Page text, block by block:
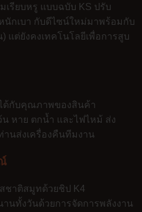
รียบหรู แบบฉบับ KS ปรับ
นักเบา กับดีไซน์ใหม่มาพร้อมกับ
แต่ยังคงเทคโนโลยีเพื่อการสูบ
ด้กับคุณภาพของสินค้า
หาย ตกน้ำ และไฟไหม้ ส่ง
นส่งเครื่องคืนทีมงาน
ชาติสมูทด้วยชิป K4
านทั้งวันด้วยการจัดการพลังงาน